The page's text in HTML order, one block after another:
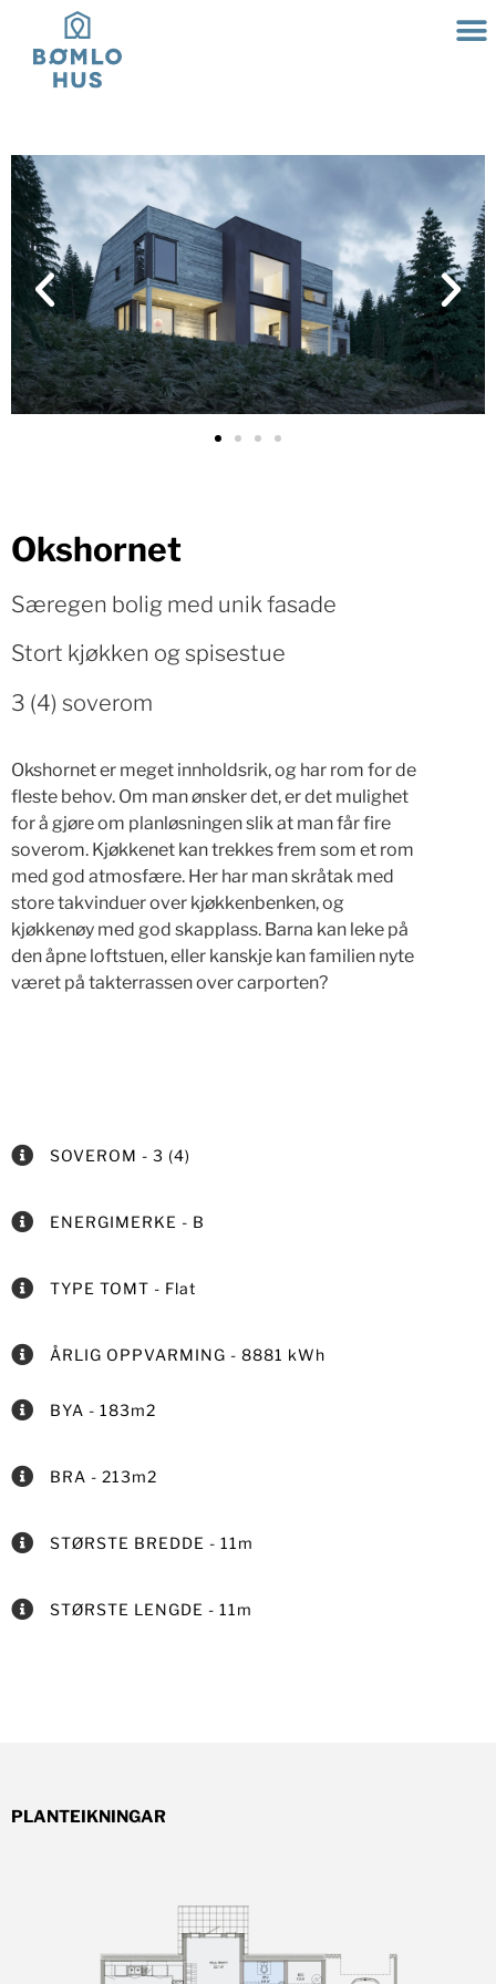
Okshornet
Særegen bolig med unik fasade
Stort kjøkken og spisestue
3 (4) soverom
Okshornet er meget innholdsrik, og har rom for de
fleste behov. Om man ønsker det, er det mulighet
for å gjøre om planløsningen slik at man får fire
soverom. Kjøkkenet kan trekkes frem som et rom
med god atmosfære. Her har man skråtak med
store takvinduer over kjøkkenbenken, og
kjøkkenøy med god skapplass. Barna kan leke på
den åpne loftstuen, eller kanskje kan familien nyte
været på takterrassen over carporten?
SOVEROM - 3 (4)
ENERGIMERKE - B
TYPE TOMT - Flat
ÅRLIG OPPVARMING - 8881 kWh
BYA - 183m2
BRA - 213m2
STØRSTE BREDDE - 11m
STØRSTE LENGDE - 11m
PLANTEIKNINGAR